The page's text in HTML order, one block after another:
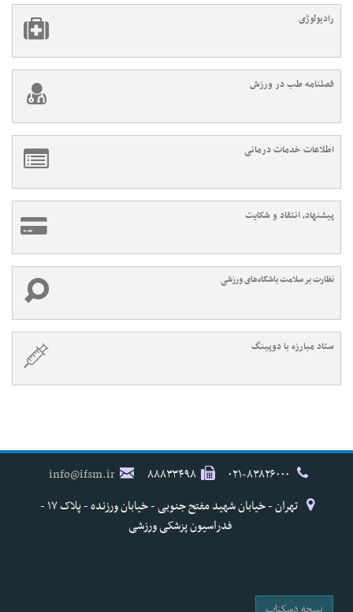
رادیولوژی
فصلنامه طب در ورزش
اطلاعات خدمات درمانی
پیشنهاد، انتقاد و شکایت
نظارت بر سلامت باشگاه‌های ورزشی
ستاد مبارزه با دوپینگ
۸۸۸۳۳۴۹۸
info@ifsm.ir
تهران - خیابان شهید مفتح جنوبی - خیابان ورزنده - پلاک ۱۷ -
فدراسیون پزشکی ورزشی